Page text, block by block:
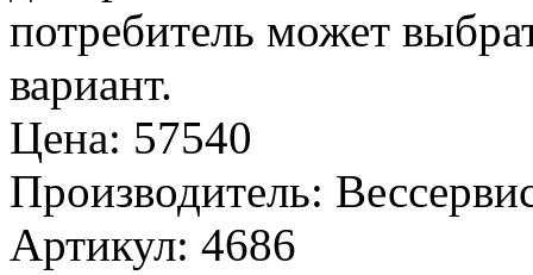
потребитель может
вариант.
Цена: 57540
Производитель:
Артикул: 4686